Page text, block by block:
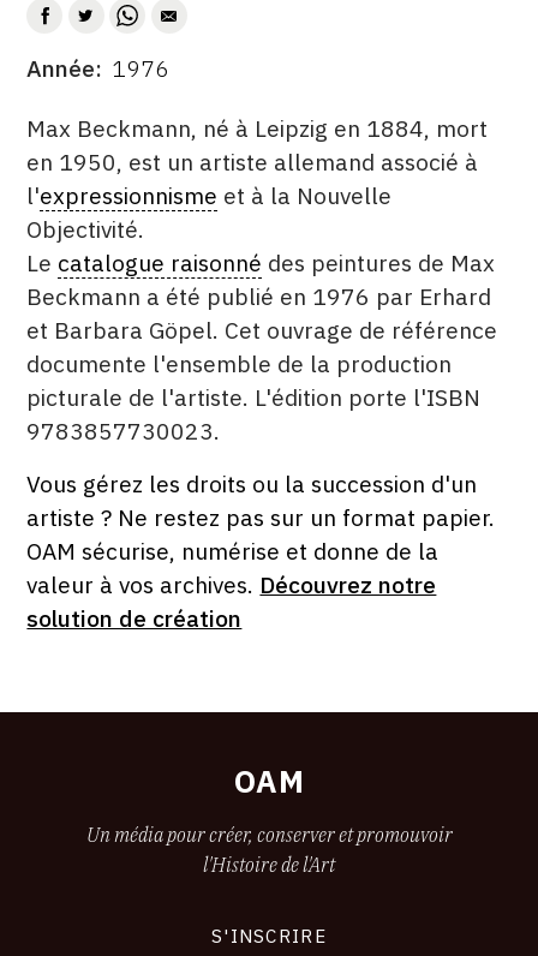
CGV
SUIVEZ-NOUS
INSTAGRAM
FACEBOOK
DATE
Année 1976
DESCRITPTION
Max Beckmann, né à Leipzig en 1884, mort
en 1950, est un artiste allemand associé à
l'expressionnisme et à la Nouvelle
Objectivité.
Le catalogue raisonné des peintures de Max
Beckmann a été publié en 1976 par Erhard
et Barbara Göpel. Cet ouvrage de référence
documente l'ensemble de la production
picturale de l'artiste. L'édition porte l'ISBN
9783857730023.
ÉDITÉ
PAR
FORMAT
ÉTAT
Vous gérez les droits ou la succession d'un
artiste ? Ne restez pas sur un format papier.
OAM sécurise, numérise et donne de la
valeur à vos archives. Découvrez notre
solution de création
OAM
Un média pour créer, conserver et promouvoir
l'Histoire de l'Art
S'INSCRIRE